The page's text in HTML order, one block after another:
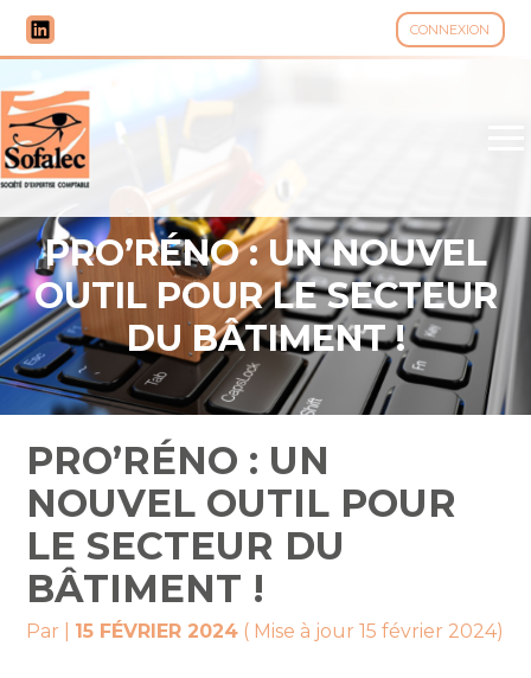
CONNEXION
Aller
au
contenu
PRO’RÉNO : UN NOUVEL
OUTIL POUR LE SECTEUR
DU BÂTIMENT !
PRO’RÉNO : UN
NOUVEL OUTIL POUR
LE SECTEUR DU
BÂTIMENT !
Par 15 FÉVRIER 2024 ( Mise à jour 15 février 2024)